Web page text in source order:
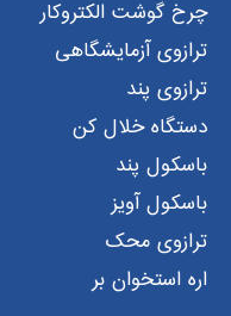
چرخ گوشت الکتروکار
ترازوی آزمایشگاهی
ترازوی پند
دستگاه خلال کن
باسکول پند
باسکول آویز
ترازوی محک
اره استخوان بر